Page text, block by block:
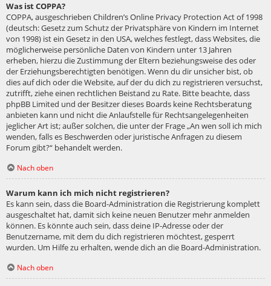
Was ist COPPA?
COPPA, ausgeschrieben Children’s Online Privacy Protection Act of 1998
(deutsch: Gesetz zum Schutz der Privatsphäre von Kindern im Internet
von 1998) ist ein Gesetz in den USA, welches festlegt, dass Websites, die
möglicherweise persönliche Daten von Kindern unter 13 Jahren
erheben, hierzu die Zustimmung der Eltern beziehungsweise des oder
der Erziehungsberechtigten benötigen. Wenn du dir unsicher bist, ob
dies auf dich oder die Website, auf der du dich zu registrieren versuchst,
zutrifft, ziehe einen rechtlichen Beistand zu Rate. Bitte beachte, dass
phpBB Limited und der Besitzer dieses Boards keine Rechtsberatung
anbieten kann und nicht die Anlaufstelle für Rechtsangelegenheiten
jeglicher Art ist; außer solchen, die unter der Frage „An wen soll ich mich
wenden, falls es Beschwerden oder juristische Anfragen zu diesem
Forum gibt?“ behandelt werden.
Nach oben
Warum kann ich mich nicht registrieren?
Es kann sein, dass die Board-Administration die Registrierung komplett
ausgeschaltet hat, damit sich keine neuen Benutzer mehr anmelden
können. Es könnte auch sein, dass deine IP-Adresse oder der
Benutzername, mit dem du dich registrieren möchtest, gesperrt
wurden. Um Hilfe zu erhalten, wende dich an die Board-Administration.
Nach oben